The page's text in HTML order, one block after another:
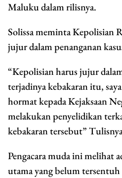
Maluku dalam rilisnya.
Solissa meminta Kepolisian
jujur dalam penanganan
“Kepolisian harus jujur
terjadinya kebakaran itu,
hormat kepada Kejaksaan
melakukan penyelidikan
kebakaran tersebut”
Pengacara muda ini melihat
utama yang belum tersentuh